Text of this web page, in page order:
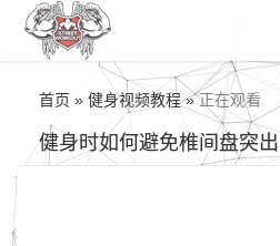
首页 » 健身视频教程 »正在观看
健身时如何避免椎间盘突出